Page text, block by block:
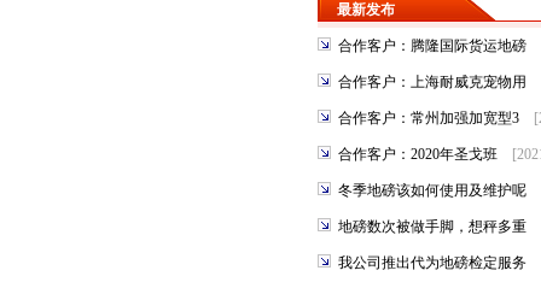
最新发布
合作客户：腾隆国际货运地磅
合作客户：上海耐威克宠物用
合作客户：常州加强加宽型3
合作客户：2020年圣戈班
冬季地磅该如何使用及维护呢
地磅数次被做手脚，想秤多重
我公司推出代为地磅检定服务